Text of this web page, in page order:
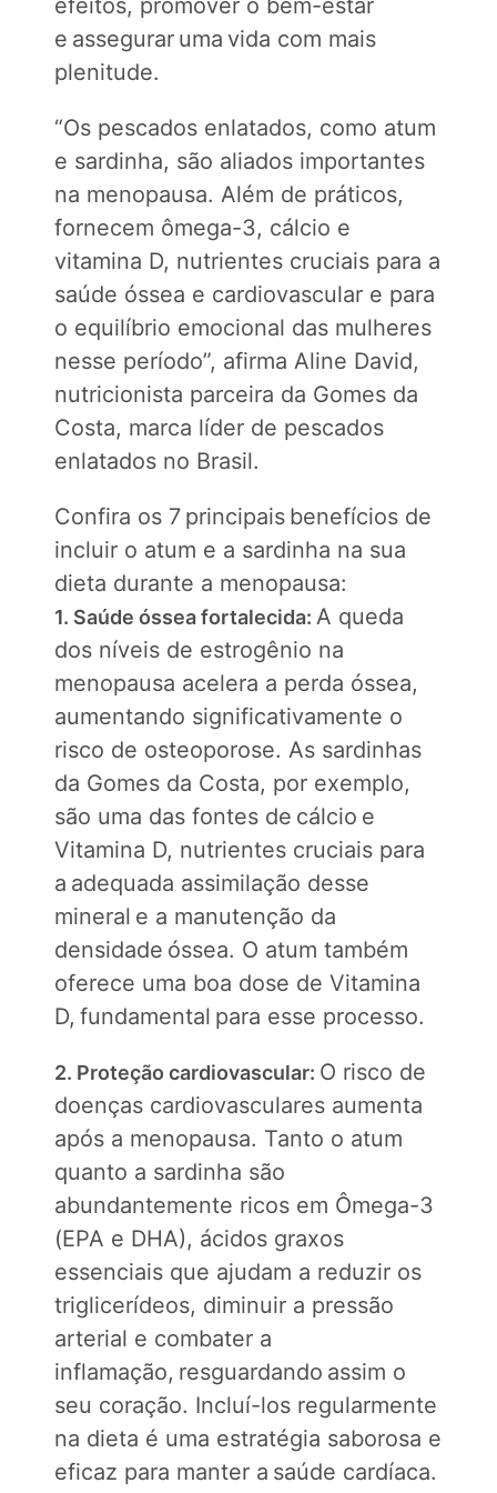
efeitos, promover o bem-estar
e assegurar uma vida com mais
plenitude.
“Os pescados enlatados, como atum
e sardinha, são aliados importantes
na menopausa. Além de práticos,
fornecem ômega-3, cálcio e
vitamina D, nutrientes cruciais para a
saúde óssea e cardiovascular e para
o equilíbrio emocional das mulheres
nesse período”, afirma Aline David,
nutricionista parceira da Gomes da
Costa, marca líder de pescados
enlatados no Brasil.
Confira os 7 principais benefícios de
incluir o atum e a sardinha na sua
dieta durante a menopausa:
1. Saúde óssea fortalecida: A queda
dos níveis de estrogênio na
menopausa acelera a perda óssea,
aumentando significativamente o
risco de osteoporose. As sardinhas
da Gomes da Costa, por exemplo,
são uma das fontes de cálcio e
Vitamina D, nutrientes cruciais para
a adequada assimilação desse
mineral e a manutenção da
densidade óssea. O atum também
oferece uma boa dose de Vitamina
D, fundamental para esse processo.
2. Proteção cardiovascular: O risco de
doenças cardiovasculares aumenta
após a menopausa. Tanto o atum
quanto a sardinha são
abundantemente ricos em Ômega-3
(EPA e DHA), ácidos graxos
essenciais que ajudam a reduzir os
triglicerídeos, diminuir a pressão
arterial e combater a
inflamação, resguardando assim o
seu coração. Incluí-los regularmente
na dieta é uma estratégia saborosa e
eficaz para manter a saúde cardíaca.